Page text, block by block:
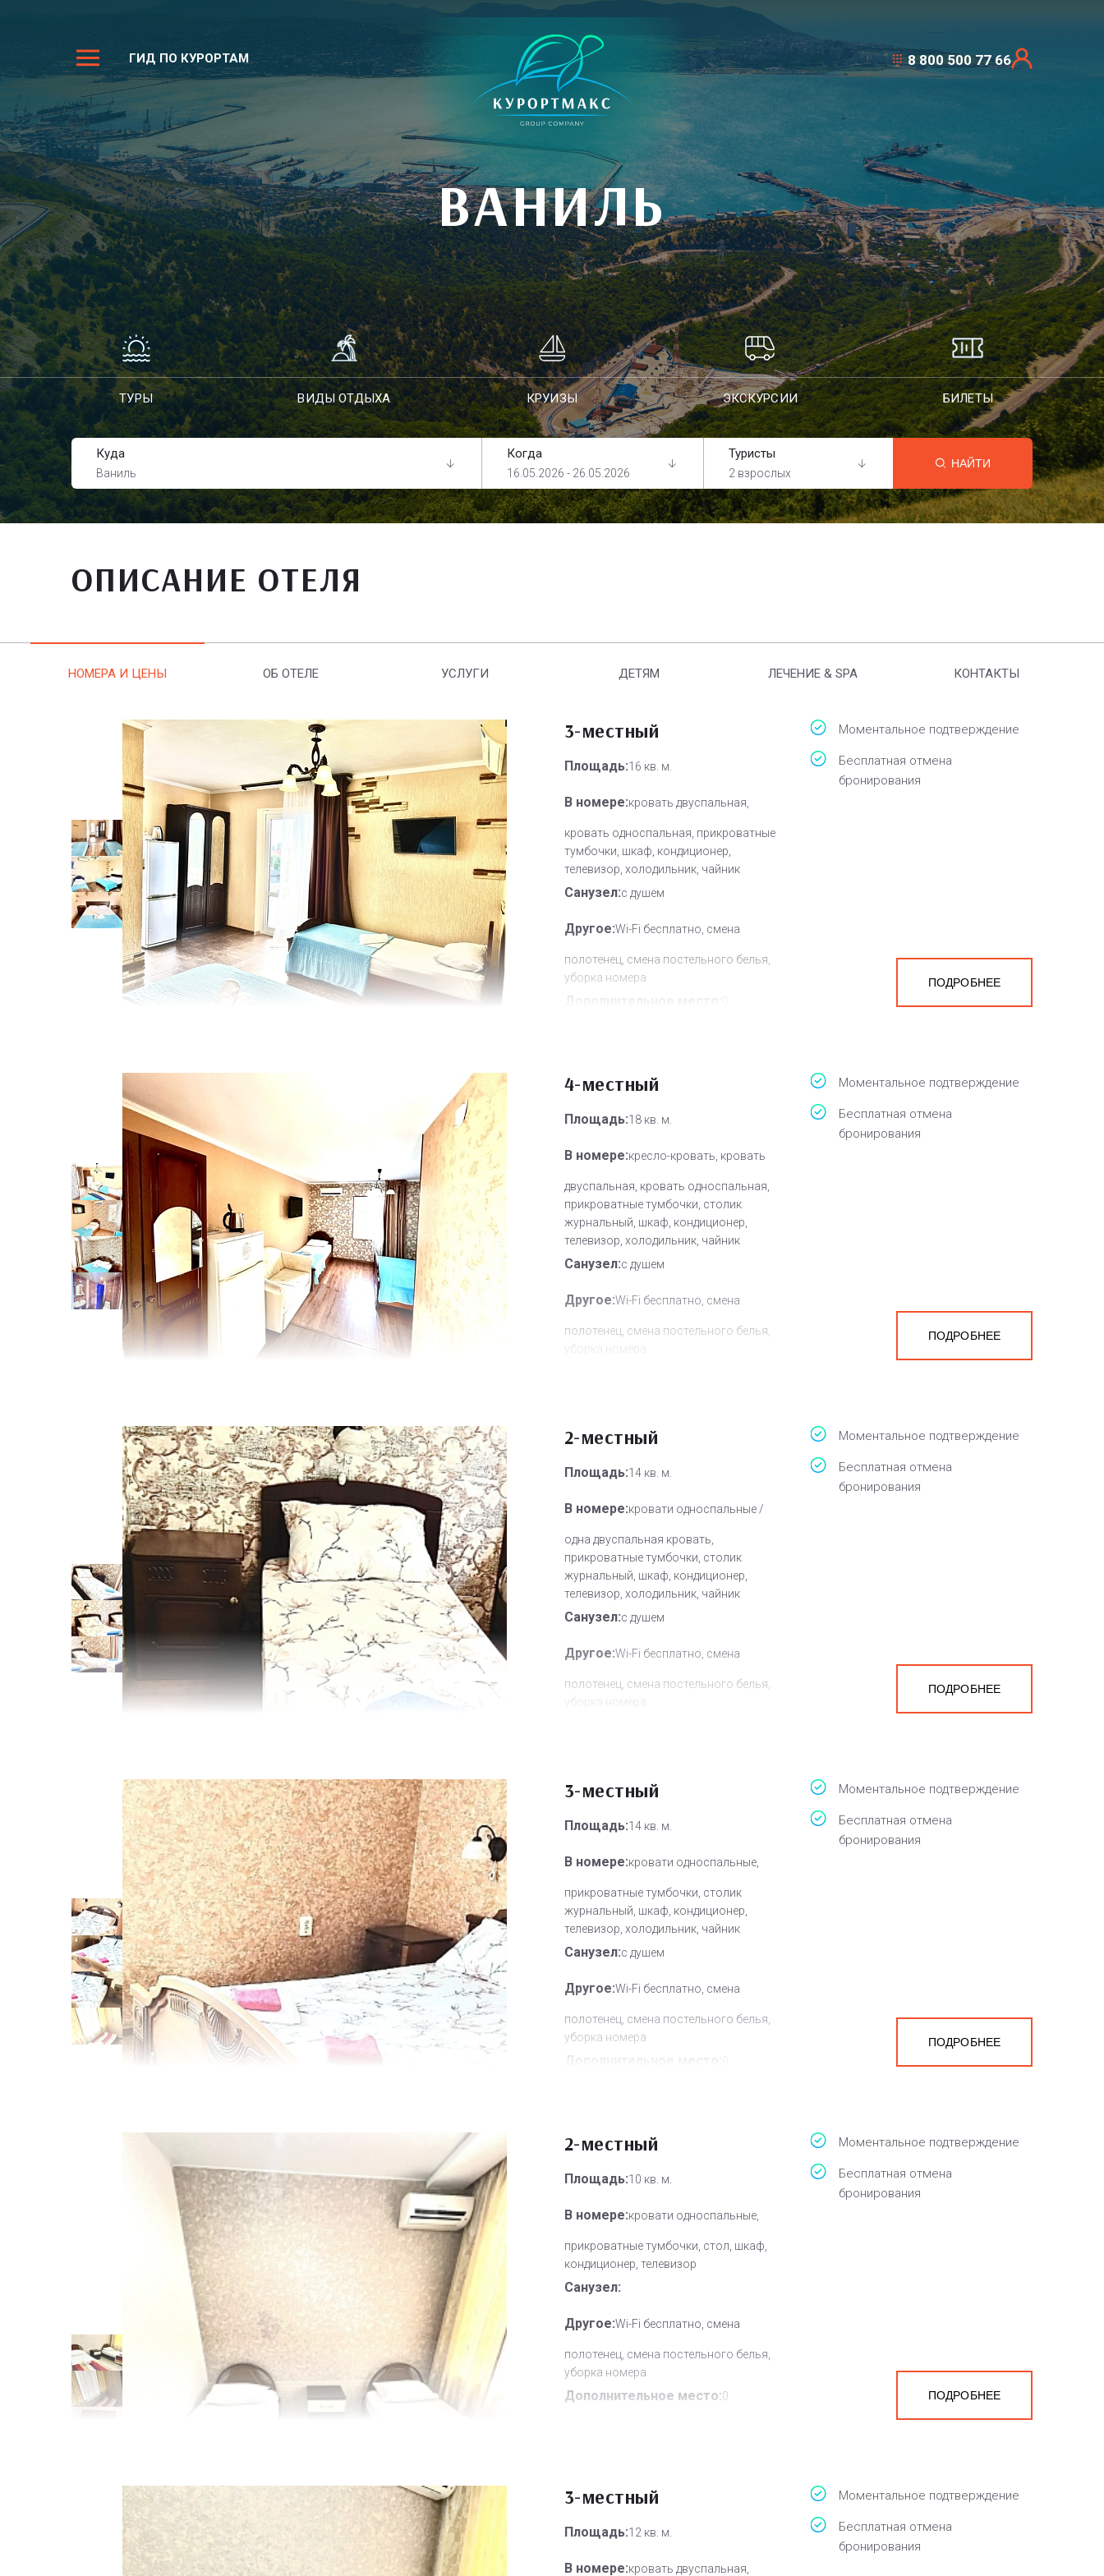
ГИД ПО КУРОРТАМ 8 800 500 77 66
ВАНИЛЬ
ТУРЫ ВИДЫ ОТДЫХА КРУИЗЫ ЭКСКУРСИИ БИЛЕТЫ
Куда
Ваниль
Когда
16.05.2026 - 26.05.2026
Туристы
2 взрослых
НАЙТИ
ОПИСАНИЕ ОТЕЛЯ
НОМЕРА И ЦЕНЫ ОБ ОТЕЛЕ УСЛУГИ ДЕТЯМ ЛЕЧЕНИЕ & SPA КОНТАКТЫ
3-местный
Площадь:16 кв. м.
В номере:кровать двуспальная,
кровать односпальная, прикроватные
тумбочки, шкаф, кондиционер,
телевизор, холодильник, чайник
Санузел:с душем
Другое:Wi-Fi бесплатно, смена
полотенец, смена постельного белья,
уборка номера
Моментальное подтверждение
Бесплатная отмена
бронирования
ПОДРОБНЕЕ
4-местный
Площадь:18 кв. м.
В номере:кресло-кровать, кровать
двуспальная, кровать односпальная,
прикроватные тумбочки, столик
журнальный, шкаф, кондиционер,
телевизор, холодильник, чайник
Санузел:с душем
Другое:Wi-Fi бесплатно, смена
полотенец, смена постельного белья,
уборка номера
Моментальное подтверждение
Бесплатная отмена
бронирования
ПОДРОБНЕЕ
2-местный
Площадь:14 кв. м.
В номере:кровати односпальные /
одна двуспальная кровать,
прикроватные тумбочки, столик
журнальный, шкаф, кондиционер,
телевизор, холодильник, чайник
Санузел:с душем
Другое:Wi-Fi бесплатно, смена
полотенец, смена постельного белья,
уборка номера
Моментальное подтверждение
Бесплатная отмена
бронирования
ПОДРОБНЕЕ
3-местный
Площадь:14 кв. м.
В номере:кровати односпальные,
прикроватные тумбочки, столик
журнальный, шкаф, кондиционер,
телевизор, холодильник, чайник
Санузел:с душем
Другое:Wi-Fi бесплатно, смена
полотенец, смена постельного белья,
уборка номера
Моментальное подтверждение
Бесплатная отмена
бронирования
ПОДРОБНЕЕ
2-местный
Площадь:10 кв. м.
В номере:кровати односпальные,
прикроватные тумбочки, стол, шкаф,
кондиционер, телевизор
Санузел:
Другое:Wi-Fi бесплатно, смена
полотенец, смена постельного белья,
уборка номера
Дополнительное место:0
Моментальное подтверждение
Бесплатная отмена
бронирования
ПОДРОБНЕЕ
3-местный
Площадь:12 кв. м.
В номере:кровать двуспальная,
Моментальное подтверждение
Бесплатная отмена
бронирования